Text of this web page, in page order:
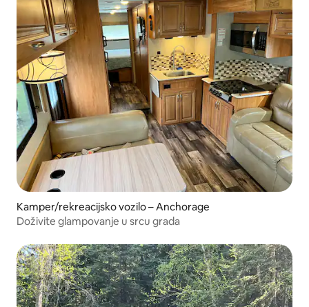
Kamper/rekreacijsko vozilo – Anchorage
Doživite glampovanje u srcu grada